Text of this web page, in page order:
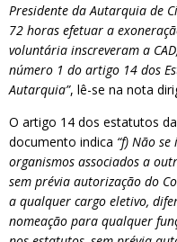
Presidente da Autarquia de
72 horas efetuar a
voluntária inscreveram a
número 1 do artigo 14 dos
Autarquia”, lê-se na nota
O artigo 14 dos estatutos
documento indica “f) Não
organismos associados a
sem prévia autorização do
a qualquer cargo eletivo,
nomeação para qualquer